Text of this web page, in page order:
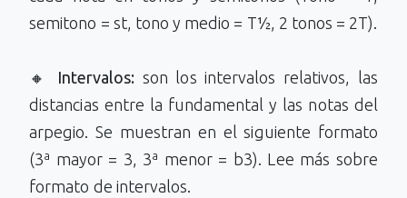
semitono = st, tono y medio = T½, 2 tonos = 2T).
🔸 Intervalos: son los intervalos relativos, las
distancias entre la fundamental y las notas del
arpegio. Se muestran en el siguiente formato
(3ª mayor = 3, 3ª menor = b3). Lee más sobre
formato de intervalos.